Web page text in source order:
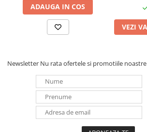
ADAUGA IN COS
VEZI
Newsletter Nu rata ofertele si promotiile noastre